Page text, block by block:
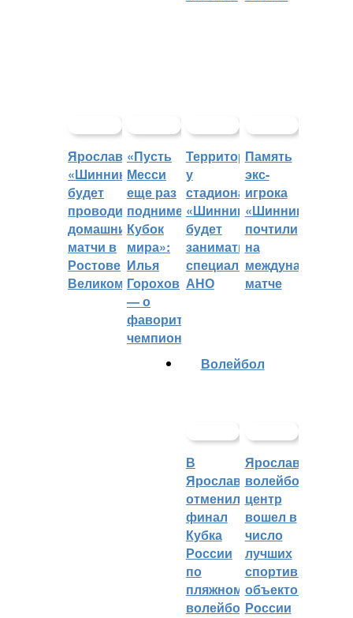
Ярославский
«Шинник»
будет
проводить
домашние
матчи в
Ростове
Великом
«Пусть
Месси
еще раз
поднимет
Кубок
мира»:
Илья
Горохов
— о
фаворитах
чемпионата
Территорией
у
стадиона
«Шинник»
будет
заниматься
специальное
АНО
Память
экс-
игрока
«Шинника»
почтили
на
международном
матче
Волейбол
В
Ярославле
отменили
финал
Кубка
России
по
пляжному
волейболу
Ярославский
волейбольный
центр
вошел в
число
лучших
спортивных
объектов
России